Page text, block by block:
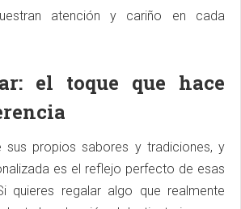
atención y cariño en cada
el toque que hace
sus propios sabores y tradiciones, y
es el reflejo perfecto de esas
quieres regalar algo que realmente